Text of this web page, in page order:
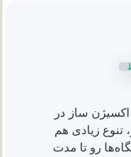
ساز در
تنوع زیادی هم
رو تا مدت